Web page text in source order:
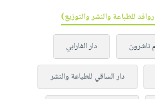
للطباعة والنشر والتوزيع)
ناشرون دار الفارابي
دار الساقي للطباعة والنشر